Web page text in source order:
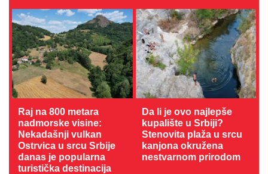
Raj na 800 metara
nadmorske visine:
Nekadašnji vulkan
Ostrvica u srcu Srbije
danas je popularna
turistička destinacija
Da li je ovo najlepše
kupalište u Srbiji?
Stenovita plaža u srcu
kanjona okružena
nestvarnom prirodom